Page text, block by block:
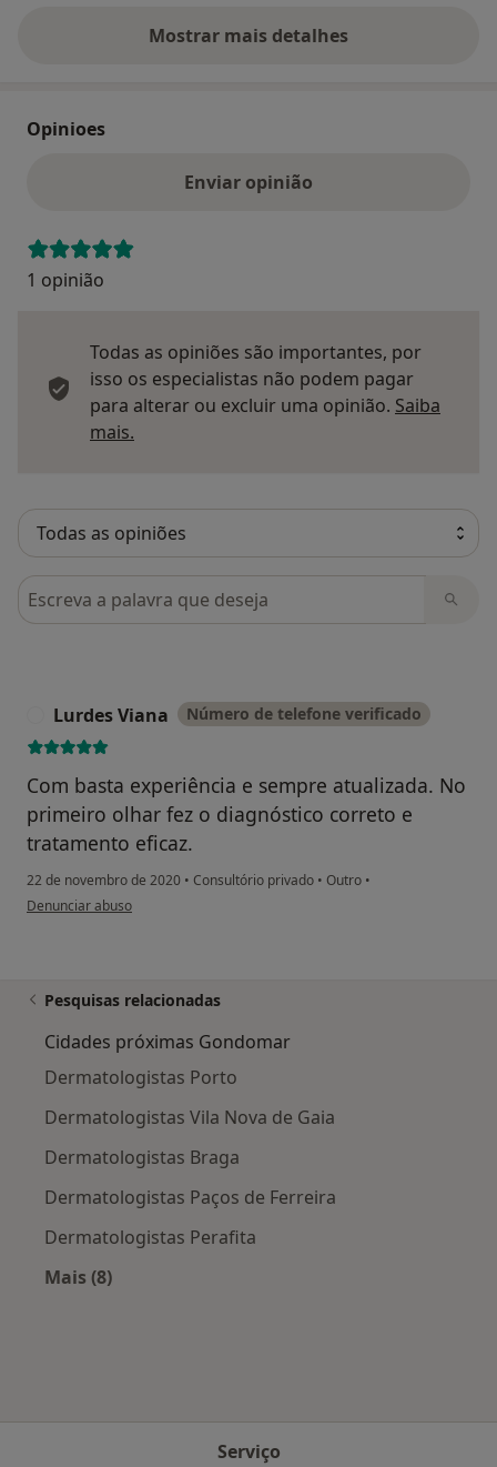
Mostrar mais detalhes
sobre o endereço
Opinioes
Enviar opinião
1 opinião
Todas as opiniões são importantes, por
isso os especialistas não podem pagar
para alterar ou excluir uma opinião. Saiba
mais.
Pesquisar em opiniões
Lurdes Viana Número de telefone verificado
Com basta experiência e sempre atualizada. No
primeiro olhar fez o diagnóstico correto e
tratamento eficaz.
22 de novembro de 2020 • Consultório privado • Outro •
na opinião do utilizador Lurdes Viana
Denunciar abuso
Pesquisas relacionadas
Cidades próximas Gondomar
Dermatologistas Porto
Dermatologistas Vila Nova de Gaia
Dermatologistas Braga
Dermatologistas Paços de Ferreira
Dermatologistas Perafita
Mais (8)
Serviço